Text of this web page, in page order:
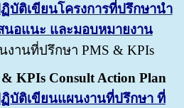
บัติเขียนโครงการที่ปรึกษานำ
นอแนะ และมอบหมายงาน
งานที่ปรึกษา PMS & KPIs
KPIs Consult Action Plan
บัติเขียนแผนงานที่ปรึกษา ที่